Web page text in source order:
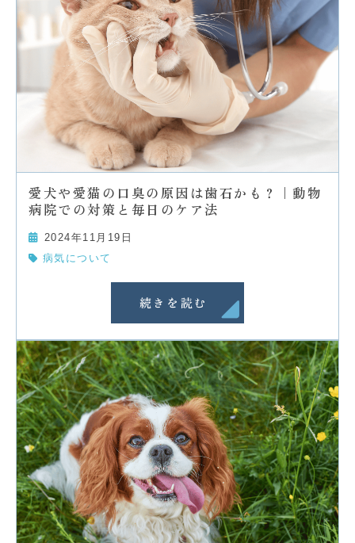
愛犬や愛猫の口臭の原因は歯石かも？｜動物
病院での対策と毎日のケア法
2024年11月19日
病気について
続きを読む